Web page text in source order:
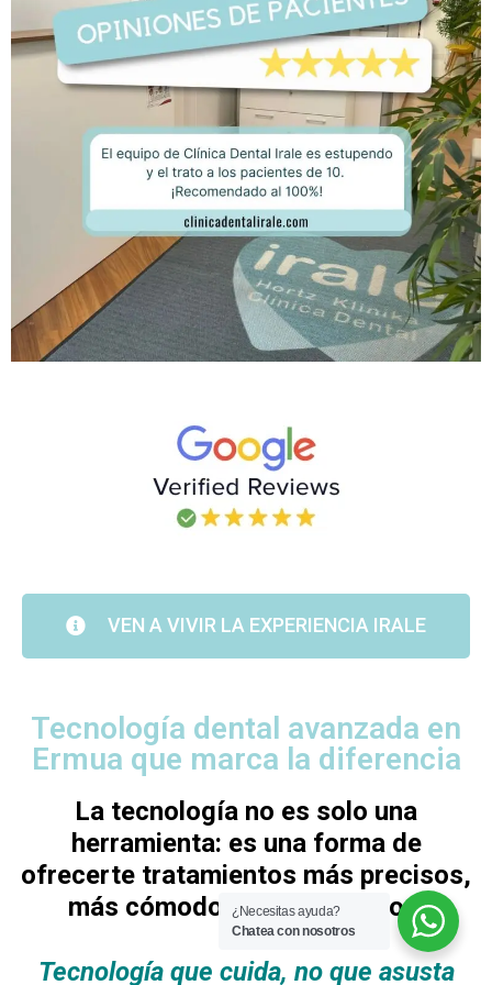
VEN A VIVIR LA EXPERIENCIA IRALE
Tecnología dental avanzada en
Ermua que marca la diferencia
La tecnología no es solo una
herramienta: es una forma de
ofrecerte tratamientos más precisos,
más cómodos y más seguros.
Tecnología que cuida, no que asusta
¿Necesitas ayuda?
Chatea con nosotros